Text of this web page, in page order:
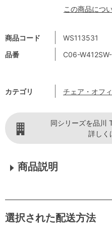
商品コード
WS113531
品番
C06-
カテゴリ チェア・オフ
この商品につ
同シリーズを品川
詳しく
商品説明
選択された配送方法